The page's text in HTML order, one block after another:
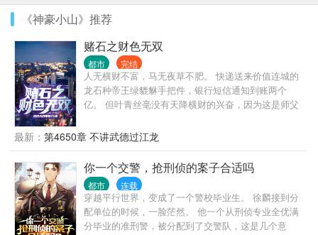
《神豪小山》推荐
赌石之财色无双
都市 完结
人无横财不富，马无夜草不肥。 快递送来价值连城的
龙石种帝王绿貔貅手把件，银行短信通知到账两个
亿。 但叶青丝毫没有天降横财的兴奋，因为这是师父
为赌石而产生的恩仇，需要靠赌石来了结。 但赌石从
来都是一刀天堂，一刀地狱。 石头不骗人，骗人的都
是人。 在赌石的圈子中人心如鬼域。 但是，每一块石
头都藏着人与人的勾心斗角，血泪恩仇。
最新： 第4650章 不讲武德过江龙
你一个交警，抢刑侦的案子合适吗
都市 连载
穿越平行世界，变成了一个警校毕业生。 徐麟接到分
配单位的时候，一脸茫然。 他一个从刑侦专业全优满
分毕业的准刑警，被分配到了交警队，这是几个意